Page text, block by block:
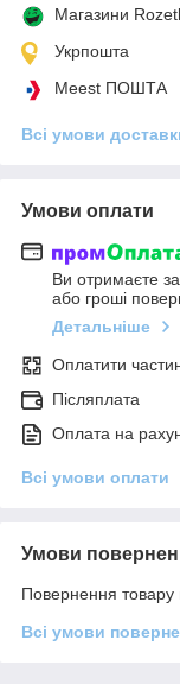
Магазини
Укрпошта
Meest ПОШТА
Всі умови
Умови оплати
Ви отримаєте
або гроші
Детальніше
Оплатити
Післяплата
Оплата на
Всі умови оплати
Умови
Повернення товару
Всі умови